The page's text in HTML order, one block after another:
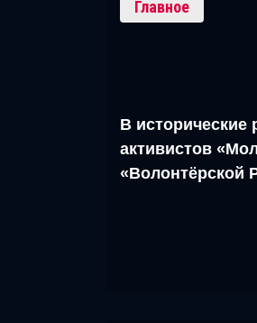
Главное
В исторические
активистов
«Волонтёрской